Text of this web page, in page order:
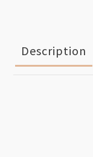
Description